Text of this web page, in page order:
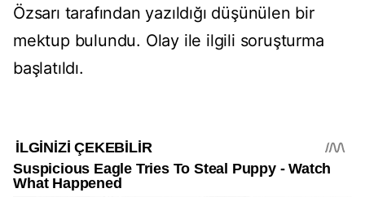
Özsarı tarafından yazıldığı düşünülen bir
mektup bulundu. Olay ile ilgili soruşturma
başlatıldı.